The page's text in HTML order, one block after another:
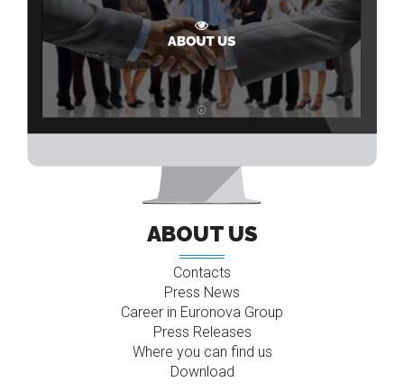
ABOUT US
Contacts
Press News
Career in Euronova Group
Press Releases
Where you can find us
Download